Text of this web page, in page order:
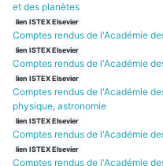
et des planètes
lien ISTEX Elsevier
Comptes rendus de l'Académie
lien ISTEX Elsevier
Comptes rendus de l'Académie
lien ISTEX Elsevier
Comptes rendus de l'Académie
physique, astronomie
lien ISTEX Elsevier
Comptes rendus de l'Académie
lien ISTEX Elsevier
Comptes rendus de l'Académie